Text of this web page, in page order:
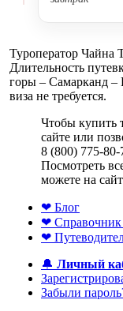
Туроператор Чайна
Длительность
горы – Самарканд –
виза не требуется.
Чтобы купить
сайте или
8 (800) 775-80-
Посмотреть
можете на
❤ Блог
❤ Справочник
❤
🔔 Личный
Забыли